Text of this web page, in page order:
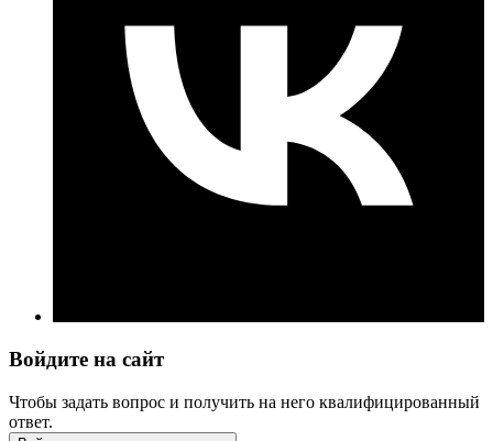
Войдите на сайт
Чтобы задать вопрос и получить на него квалифицированный
ответ.